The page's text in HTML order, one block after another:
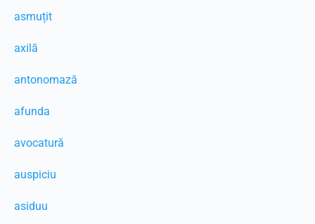
asmuțit
axilă
antonomază
afunda
avocatură
auspiciu
asiduu